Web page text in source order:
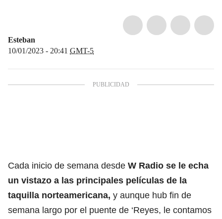
Esteban
10/01/2023 - 20:41 GMT-5
Cada inicio de semana desde W Radio se le echa
un vistazo a las principales películas de la
taquilla norteamericana, y aunque hub fin de
semana largo por el puente de ‘Reyes, le contamos